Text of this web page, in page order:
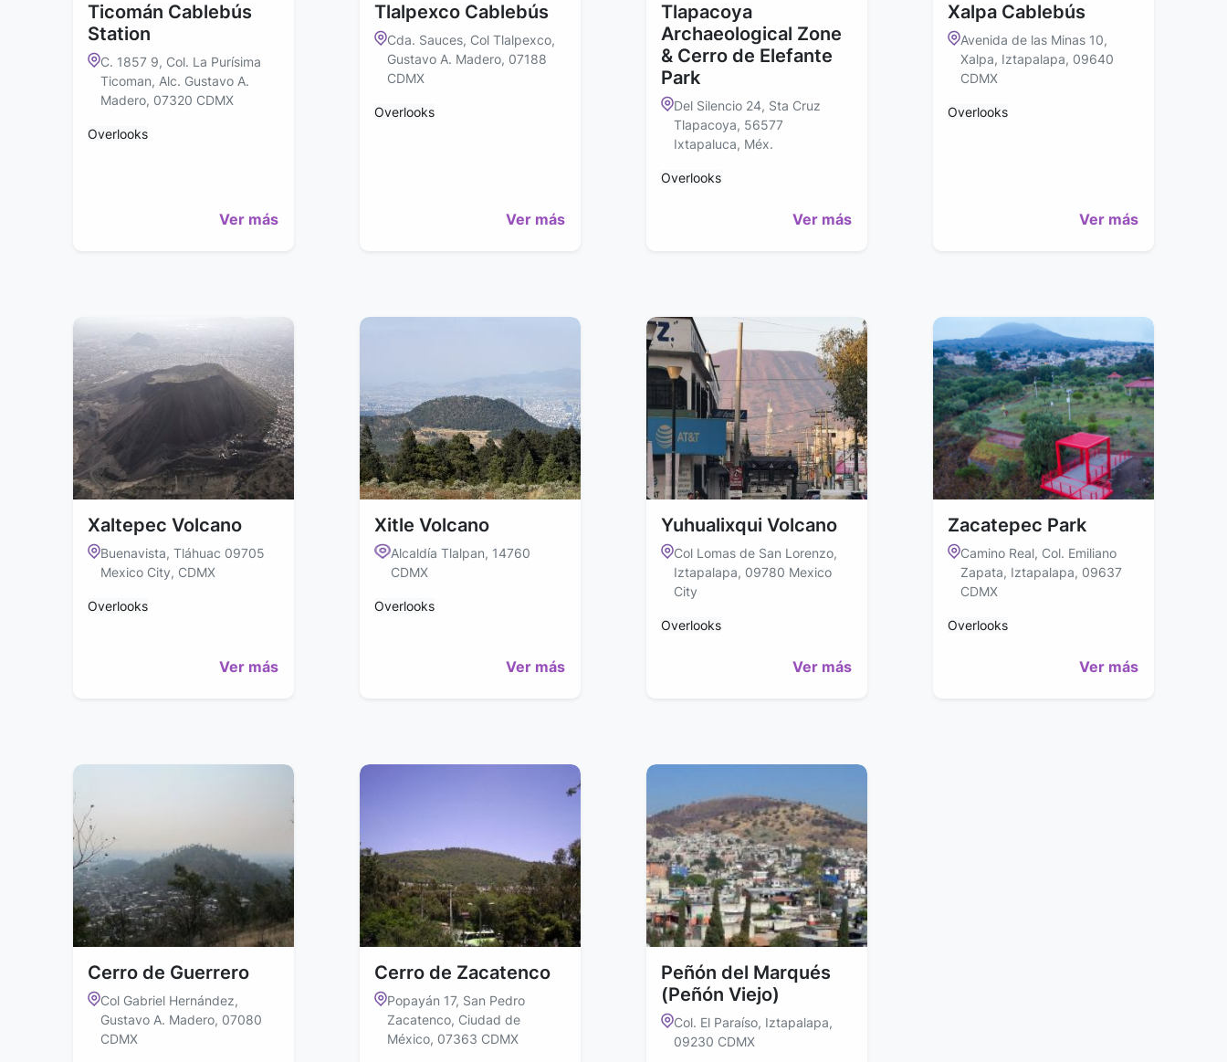
Ticomán Cablebús
Station
C. 1857 9, Col. La Purísima
Ticoman, Alc. Gustavo A.
Madero, 07320 CDMX
Overlooks
Ver más
Tlalpexco Cablebús
Cda. Sauces, Col Tlalpexco,
Gustavo A. Madero, 07188
CDMX
Overlooks
Ver más
Tlapacoya
Archaeological Zone
& Cerro de Elefante
Park
Del Silencio 24, Sta Cruz
Tlapacoya, 56577
Ixtapaluca, Méx.
Overlooks
Ver más
Xalpa Cablebús
Avenida de las Minas 10,
Xalpa, Iztapalapa, 09640
CDMX
Overlooks
Ver más
Xaltepec Volcano
Buenavista, Tláhuac 09705
Mexico City, CDMX
Overlooks
Ver más
Xitle Volcano
Alcaldía Tlalpan, 14760
CDMX
Overlooks
Ver más
Yuhualixqui Volcano
Col Lomas de San Lorenzo,
Iztapalapa, 09780 Mexico
City
Overlooks
Ver más
Zacatepec Park
Camino Real, Col. Emiliano
Zapata, Iztapalapa, 09637
CDMX
Overlooks
Ver más
Cerro de Guerrero
Col Gabriel Hernández,
Gustavo A. Madero, 07080
CDMX
Cerro de Zacatenco
Popayán 17, San Pedro
Zacatenco, Ciudad de
México, 07363 CDMX
Peñón del Marqués
(Peñón Viejo)
Col. El Paraíso, Iztapalapa,
09230 CDMX